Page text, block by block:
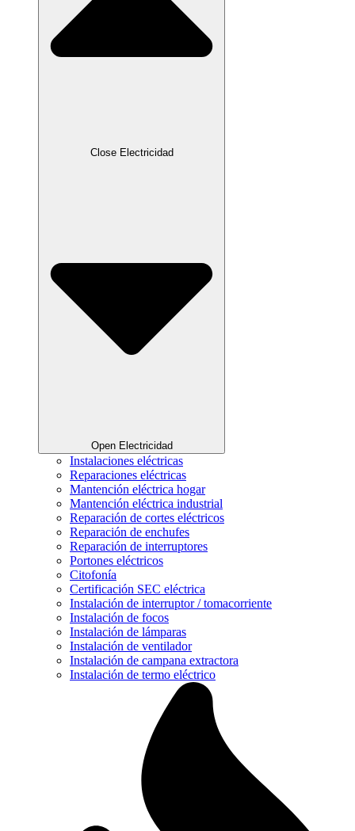
Close Electricidad
Open Electricidad
Instalaciones eléctricas
Reparaciones eléctricas
Mantención eléctrica hogar
Mantención eléctrica industrial
Reparación de cortes eléctricos
Reparación de enchufes
Reparación de interruptores
Portones eléctricos
Citofonía
Certificación SEC eléctrica
Instalación de interruptor / tomacorriente
Instalación de focos
Instalación de lámparas
Instalación de ventilador
Instalación de campana extractora
Instalación de termo eléctrico